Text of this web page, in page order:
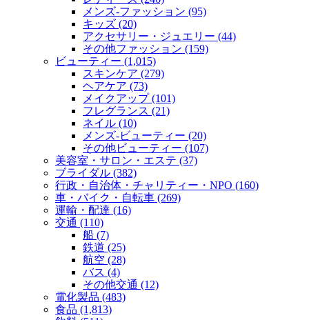
メンズ‐ファッション (95)
キッズ (20)
アクセサリー・ジュエリー (44)
その他ファッション (159)
ビューティー (1,015)
スキンケア (279)
ヘアケア (73)
メイクアップ (101)
フレグランス (21)
ネイル (10)
メンズ‐ビューティー (20)
その他ビューティー (107)
美容室・サロン・エステ (37)
ブライダル (382)
行政・自治体・チャリティー・NPO (160)
車・バイク・自転車 (269)
運輸・配達 (16)
交通 (110)
船 (7)
鉄道 (25)
航空 (28)
バス (4)
その他交通 (12)
電化製品 (483)
食品 (1,813)